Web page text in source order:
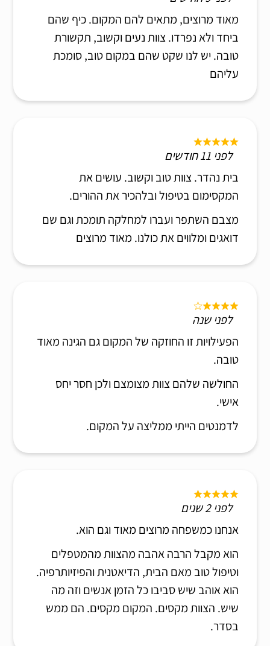
מאוד מרוצים, מתאים להם המקום. כיף שהם
ביחד ולא נפרדו. צוות נעים וקשוב, תקשורת
טובה. יש לנו שקט שהם במקום טוב, סומכת
עליהם
לפני 11 חודשים
בית נהדר. צוות טוב וקשוב. עושים את
המקסימום בטיפול ובלהכיר את ההורים.
מצבם השתפר ועברו למחלקה תומכת וגם שם
דואגים ומלווים את כולנו. מאוד מרוצים
לפני שנה
הפעילויות זו החוזקה של המקום גם הגינה מאוד
טובה.
החולשה שלהם צוות מצומצם ולכן חסר יחס
אישי.
לדמנטים הייתי ממליצה על המקום.
לפני 2 שנים
אנחנו כמשפחה מרוצים מאוד וגם הוא.
הוא מקבל הרבה אהבה מהצוות מהמטפלים
וטיפול טוב מאם הבית, הדיאטנית והפיזיותרפיה.
הוא אוהב שיש סביבו כל הזמן אנשים וזה מה
שיש. הצוות מקסים. המקום מקסים. הם ממש
בסדר.